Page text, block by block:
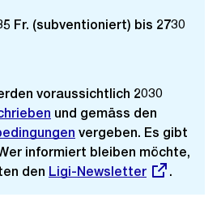
Fr. (subventioniert) bis 2730
voraussichtlich 2030
und gemäss den
vergeben. Es gibt
informiert bleiben möchte,
den Externer
Link:
Ligi-Newsletter .